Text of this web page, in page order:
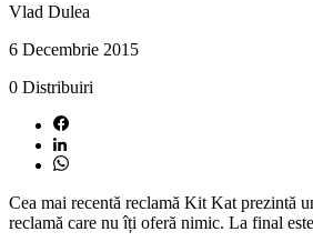
Vlad Dulea
6 Decembrie 2015
0 Distribuiri
Cea mai recentă reclamă Kit Kat prezintă
reclamă care nu îți oferă nimic. La final